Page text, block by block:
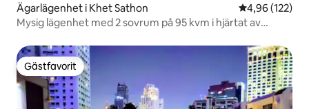
Ägarlägenhet i Khet Sathon 4,96 av 5 i
4,96 (122)
Mysig lägenhet med 2 sovrum på 95 kvm i hjärtat av
Gästfavorit
Gästfavorit